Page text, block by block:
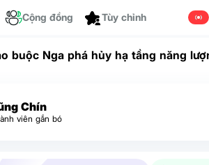
Cộng đồng Tùy chỉnh
buộc Nga phá hủy hạ tầng năng
Chín
viên gắn bó